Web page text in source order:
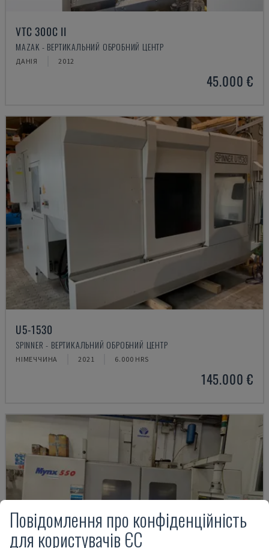
VTC 300C II
MAZAK - ВЕРТИКАЛЬНИЙ ОБРОБНИЙ ЦЕНТР
ДАНІЯ 2012
45.000 €
U5-1530
SPINNER - ВЕРТИКАЛЬНИЙ ОБРОБНИЙ ЦЕНТР
НІМЕЧЧИНА 2021 6.000 HRS
145.000 €
Повідомлення про конфіденційність
для користувачів ЄС